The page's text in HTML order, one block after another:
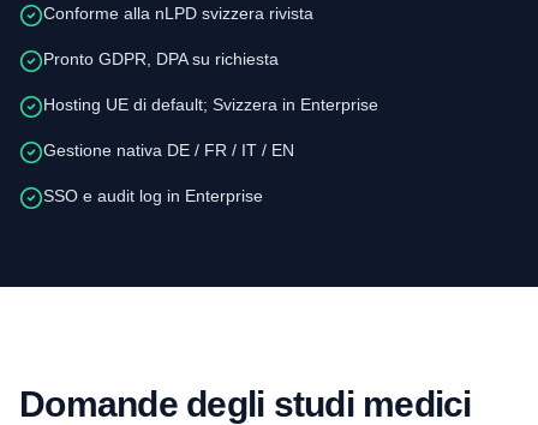
Conforme alla nLPD svizzera rivista
Pronto GDPR, DPA su richiesta
Hosting UE di default; Svizzera in Enterprise
Gestione nativa DE / FR / IT / EN
SSO e audit log in Enterprise
Domande degli studi medici